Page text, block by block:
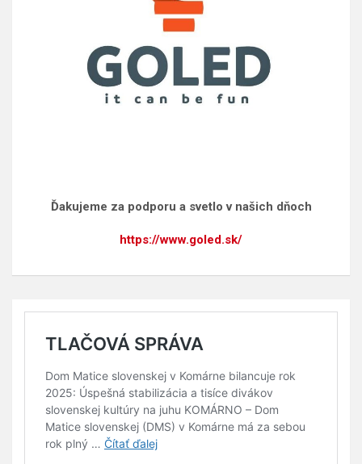
Ďakujeme za podporu a svetlo v našich dňoch
https://www.goled.sk/